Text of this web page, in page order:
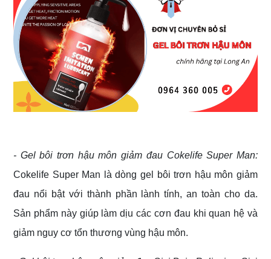
- Gel bôi trơn hậu môn giảm đau Cokelife Super Man:
Cokelife Super Man là dòng gel bôi trơn hậu môn giảm
đau nổi bật với thành phần lành tính, an toàn cho da.
Sản phẩm này giúp làm dịu các cơn đau khi quan hệ và
giảm nguy cơ tổn thương vùng hậu môn.